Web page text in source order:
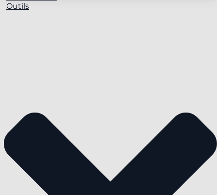
Outils